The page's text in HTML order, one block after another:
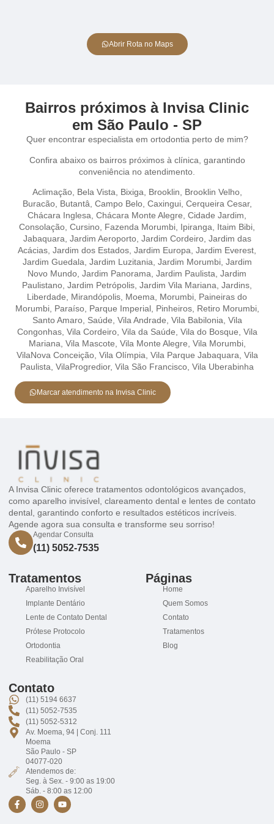
Abrir Rota no Maps
Bairros próximos à Invisa Clinic
em São Paulo - SP
Quer encontrar especialista em ortodontia perto de mim?
Confira abaixo os bairros próximos à clínica, garantindo
conveniência no atendimento.
Aclimação, Bela Vista, Bixiga, Brooklin, Brooklin Velho,
Buracão, Butantâ, Campo Belo, Caxingui, Cerqueira Cesar,
Chácara Inglesa, Chácara Monte Alegre, Cidade Jardim,
Consolação, Cursino, Fazenda Morumbi, Ipiranga, Itaim Bibi,
Jabaquara, Jardim Aeroporto, Jardim Cordeiro, Jardim das
Acácias, Jardim dos Estados, Jardim Europa, Jardim Everest,
Jardim Guedala, Jardim Luzitania, Jardim Morumbi, Jardim
Novo Mundo, Jardim Panorama, Jardim Paulista, Jardim
Paulistano, Jardim Petrópolis, Jardim Vila Mariana, Jardins,
Liberdade, Mirandópolis, Moema, Morumbi, Paineiras do
Morumbi, Paraíso, Parque Imperial, Pinheiros, Retiro Morumbi,
Santo Amaro, Saúde, Vila Andrade, Vila Babilonia, Vila
Congonhas, Vila Cordeiro, Vila da Saúde, Vila do Bosque, Vila
Mariana, Vila Mascote, Vila Monte Alegre, Vila Morumbi,
VilaNova Conceição, Vila Olímpia, Vila Parque Jabaquara, Vila
Paulista, VilaProgredior, Vila São Francisco, Vila Uberabinha
Marcar atendimento na Invisa Clinic
A Invisa Clinic oferece tratamentos odontológicos avançados,
como aparelho invisível, clareamento dental e lentes de contato
dental, garantindo conforto e resultados estéticos incríveis.
Agende agora sua consulta e transforme seu sorriso!
Agendar Consulta
(11) 5052-7535
Tratamentos
Aparelho Invisível
Implante Dentário
Lente de Contato Dental
Prótese Protocolo
Ortodontia
Reabilitação Oral
Páginas
Home
Quem Somos
Contato
Tratamentos
Blog
Contato
(11) 5194 6637
(11) 5052-7535
(11) 5052-5312
Av. Moema, 94 | Conj. 111
Moema
São Paulo - SP
04077-020
Atendemos de:
Seg. à Sex. - 9:00 as 19:00
Sáb. - 8:00 as 12:00